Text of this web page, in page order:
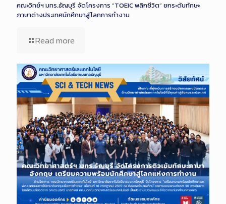
คณะวิทย์ฯ มทร.ธัญบุรี จัดโครงการ “TOEIC พลิกชีวิต” ยกระดับทักษะ
ภาษาต่างประเทศนักศึกษาสู่โลกการทำงาน
Read more